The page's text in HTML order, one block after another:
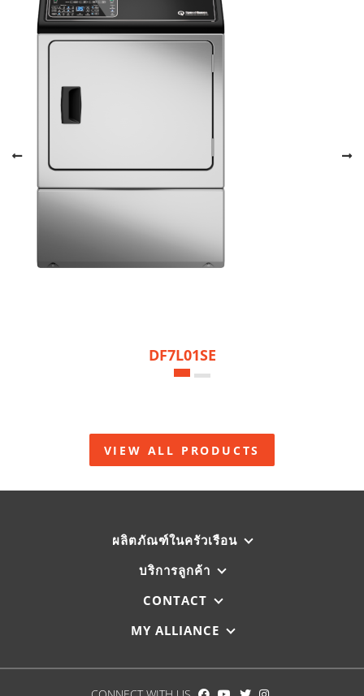
DF7L01SE
VIEW ALL PRODUCTS
ผลิตภัณฑ์ในครัวเรือน
บริการลูกค้า
CONTACT
MY ALLIANCE